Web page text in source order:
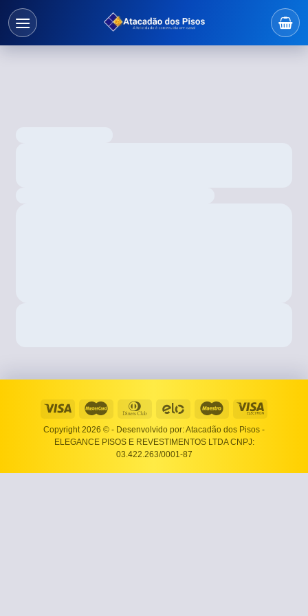
Copyright 2026 © - Desenvolvido por: Atacadão dos Pisos -
ELEGANCE PISOS E REVESTIMENTOS LTDA CNPJ:
03.422.263/0001-87